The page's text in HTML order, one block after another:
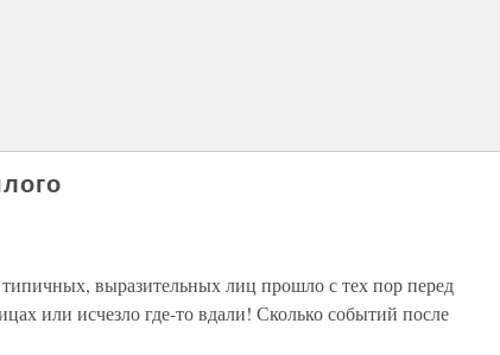
выразительных лиц прошло с тех пор перед
или исчезло где-то вдали! Сколько событий после